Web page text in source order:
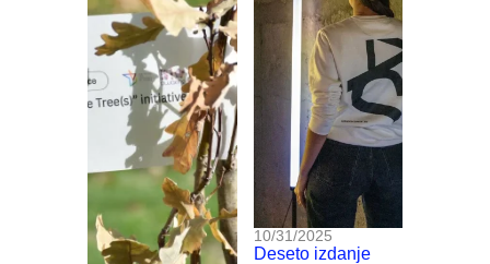
10/31/2025
Deseto izdanje